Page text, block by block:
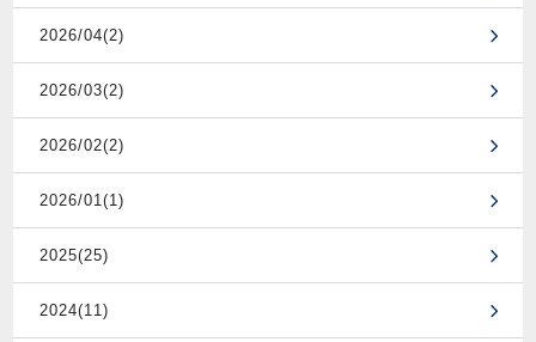
2026/04(2)
2026/03(2)
2026/02(2)
2026/01(1)
2025(25)
2024(11)